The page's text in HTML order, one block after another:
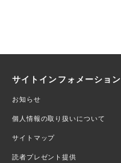
サイトインフォメーション
お知らせ
個人情報の取り扱いについて
サイトマップ
読者プレゼント提供